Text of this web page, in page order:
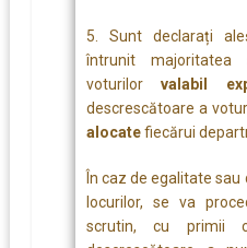
5. Sunt declarați
întrunit majoritatea
voturilorvalabil
descrescătoare a
alocatefiecărui
În caz de egalitate
locurilor, se va
scrutin, cu primii